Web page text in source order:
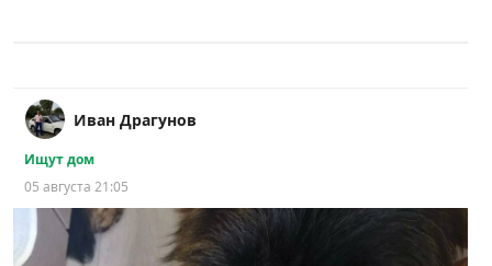
Иван Драгунов
Ищут дом
05 августа 21:05